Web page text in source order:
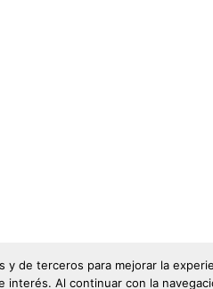
y de terceros para mejorar la
interés. Al continuar con la